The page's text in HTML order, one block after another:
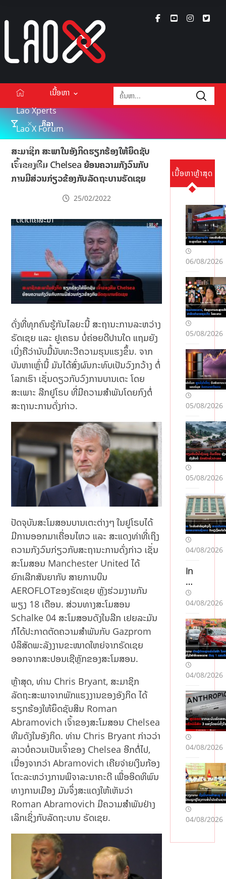
ເນື້ອຫາ
Lao Xperts
Lao X Forum
ວິດີໂອ
Podcasts
Events
ຕິດຕໍ່ໂຄສະນາ
ກິລາ
ສະມາຊິກ ສະພາໃນອັງກິດຮຽກຮ້ອງໃຫ້ຍຶດຊັບ
ເຈົ້າຂອງທີມ Chelsea ຍ້ອນຄວາມກັງວົນກັບ
ການມີສ່ວນກ່ຽວຂ້ອງກັບລັດຖະບານຣັດເຊຍ
25/02/2022
ດັ່ງທີ່ທຸກຄົນຮູ້ກັນໄລຍະນີ້ ສະຖານະການລະຫວ່າງ
ຣັດເຊຍ ແລະ ຢູເຄຣນ ບໍ່ຄ່ອຍດີປານໃດ ແຖມຍັງ
ເບິ່ງຄືວ່ານັບມື້ນັບທະວີຄວາມຮຸນແຮງຂຶ້ນ. ຈາກ
ບັນຫາເຫຼົ່ານີ້ ມັນໄດ້ສົ່ງຜົນກະທົບເປັນວົງກວ້າງ ຕໍ່
ໂລກເຮົາ ເຊັ່ນດຽວກັບວົງການບານເຕະ ໂດຍ
ສະເພາະ ລີກຢູໂຣບ ທີ່ມີຄວາມສຳພັນໂດຍກົງຕໍ່
ສະຖານະການດັ່ງກ່າວ.
ປັດຈຸບັນສະໂມສອນບານເຕະຕ່າງໆ ໃນຢູໂຣບໄດ້
ມີການອອກມາເຄື່ອນໄຫວ ແລະ ສະແດງທ່າທີ່ເຖິງ
ຄວາມກັງວົນກ່ຽວກັບສະຖານະການດັ່ງກ່າວ ເຊັ່ນ
ສະໂມສອນ Manchester United ໄດ້
ຍົກເລີກສັນຍາກັບ ສາຍການບິນ
AEROFLOTຂອງຣັດເຊຍ ຫຼັງຮ່ວມງານກັນ
ພຽງ 18 ເດືອນ. ສ່ວນທາງສະໂມສອນ
Schalke 04 ສະໂມສອນດັງໃນລີກ ເຢຍລະມັນ
ກໍໄດ້ປະກາດຕັດຄວາມສຳພັນກັບ Gazprom
ບໍລິສັດພະລັງງານຂະໜາດໃຫຍ່ຈາກຣັດເຊຍ
ອອກຈາກສະປອນເຊີຫຼັກຂອງສະໂມສອນ.
ຫຼ້າສຸດ, ທ່ານ Chris Bryant, ສະມາຊິກ
ລັດຖະສະພາຈາກພັກແຮງງານຂອງອັງກິດ ໄດ້
ຮຽກຮ້ອງໃຫ້ຍຶດຊັບສິນ Roman
Abramovich ເຈົ້າຂອງສະໂມສອນ Chelsea
ທີມດັງໃນອັງກິດ. ທ່ານ Chris Bryant ກ່າວວ່າ
ລາວບໍ່ຄວນເປັນເຈົ້າຂອງ Chelsea ອີກຕໍ່ໄປ,
ເນື່ອງຈາກວ່າ Abramovich ເຄີຍຈ່າຍເງິນກ້ອງ
ໂຕະລະຫວ່າງການພິຈາລະນາຄະດີ ເພື່ອອິດທິພົນ
ທາງການເມືອງ ມັນຈຶ່ງສະແດງໃຫ້ເຫັນວ່າ
Roman Abramovich ມີຄວາມສຳພັນຢ່າງ
ເລິກເຊິ່ງກັບລັດຖະບານ ຣັດເຊຍ.
ເນື້ອຫາຫຼ້າສຸດ
06/08/2026
05/08/2026
05/08/2026
05/08/2026
04/08/2026
In
we
stu
j w
sy
no
On
lin
e
Bli
Ko
nie
c
ob
aw,
kro
pk
a i
Bli
k
dla
pe
wn
ci
04/08/2026
04/08/2026
04/08/2026
04/08/2026